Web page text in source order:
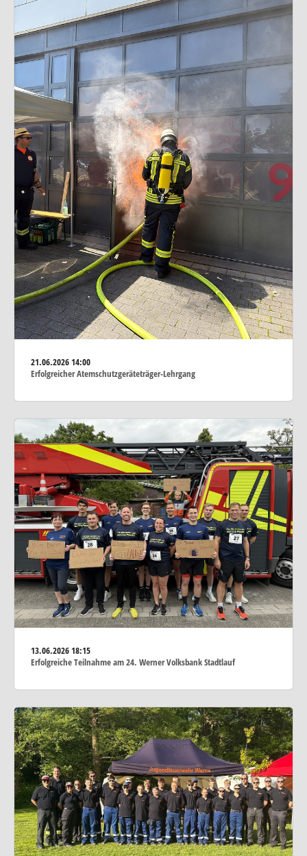
21.06.202614:00
Erfolgreicher Atemschutzgeräteträger-Lehrgang
13.06.202618:15
Erfolgreiche Teilnahme am 24. Werner Volksbank Stadtlauf